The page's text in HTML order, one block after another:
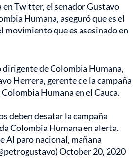
en Twitter, el senador Gustavo
Humana, aseguró que es el
movimiento que es asesinado en
dirigente de Colombia Humana,
Herrera, gerente de la campaña
Humana en el Cauca.
deben desatar la campaña
Colombia Humana en alerta.
Al paro nacional, mañana
October 20, 2020